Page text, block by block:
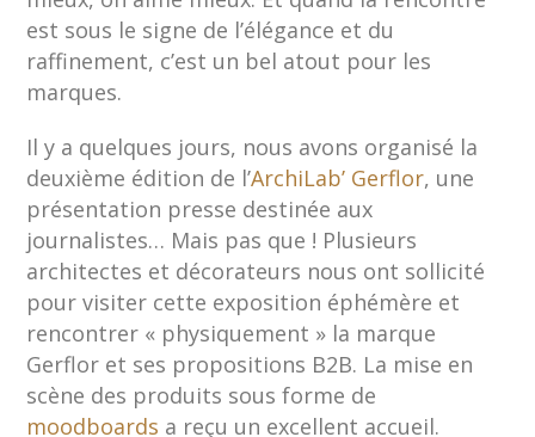
est sous le signe de l’élégance et du
raffinement, c’est un bel atout pour les
marques.
Il y a quelques jours, nous avons organisé la
deuxième édition de l’ArchiLab’ Gerflor, une
présentation presse destinée aux
journalistes… Mais pas que ! Plusieurs
architectes et décorateurs nous ont sollicité
pour visiter cette exposition éphémère et
rencontrer « physiquement » la marque
Gerflor et ses propositions B2B. La mise en
scène des produits sous forme de
moodboards a reçu un excellent accueil.